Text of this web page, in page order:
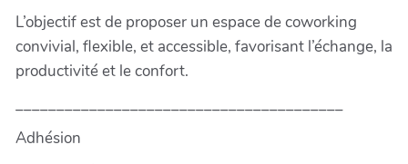
L’objectif est de proposer un espace de coworking
convivial, flexible, et accessible, favorisant l’échange, la
productivité et le confort.
Adhésion